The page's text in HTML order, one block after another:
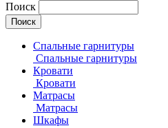
Поиск
Спальные гарнитуры
Спальные гарнитуры
Кровати
Кровати
Матрасы
Матрасы
Шкафы